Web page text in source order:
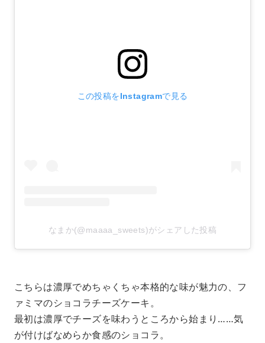
この投稿をInstagramで見る
なまか(@maaaa_sweets)がシェアした投稿
こちらは濃厚でめちゃくちゃ本格的な味が魅力の、フ
ァミマのショコラチーズケーキ。
最初は濃厚でチーズを味わうところから始まり……気
が付けばなめらか食感のショコラ。